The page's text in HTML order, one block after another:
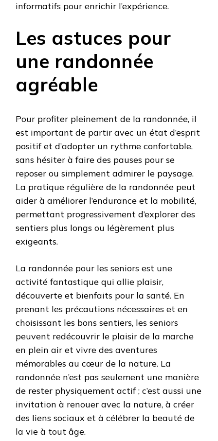
informatifs pour enrichir l’expérience.
Les astuces pour
une randonnée
agréable
Pour profiter pleinement de la randonnée, il
est important de partir avec un état d’esprit
positif et d’adopter un rythme confortable,
sans hésiter à faire des pauses pour se
reposer ou simplement admirer le paysage.
La pratique régulière de la randonnée peut
aider à améliorer l’endurance et la mobilité,
permettant progressivement d’explorer des
sentiers plus longs ou légèrement plus
exigeants.
La randonnée pour les seniors est une
activité fantastique qui allie plaisir,
découverte et bienfaits pour la santé. En
prenant les précautions nécessaires et en
choisissant les bons sentiers, les seniors
peuvent redécouvrir le plaisir de la marche
en plein air et vivre des aventures
mémorables au cœur de la nature. La
randonnée n’est pas seulement une manière
de rester physiquement actif ; c’est aussi une
invitation à renouer avec la nature, à créer
des liens sociaux et à célébrer la beauté de
la vie à tout âge.